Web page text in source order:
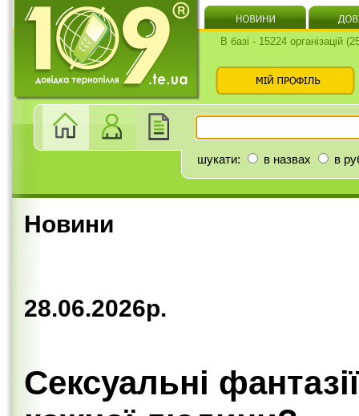
В базі - 15224 організацій
шукати: в назвах в
Новини
28.06.2026р.
Сексуальні